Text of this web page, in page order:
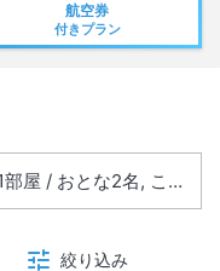
航空券
付きプラン
絞り込み